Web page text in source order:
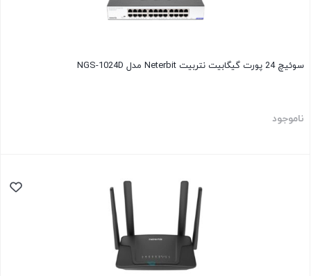
سوئیچ 24 پورت گیگابیت نتربیت Neterbit مدل NGS-1024D
ناموجود